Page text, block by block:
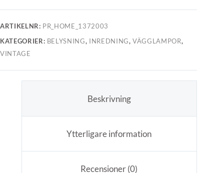
ARTIKELNR: PR_HOME_1372003
KATEGORIER: BELYSNING, INREDNING,VÄGGLAMPOR,
VINTAGE
Beskrivning
Ytterligare information
Recensioner (0)